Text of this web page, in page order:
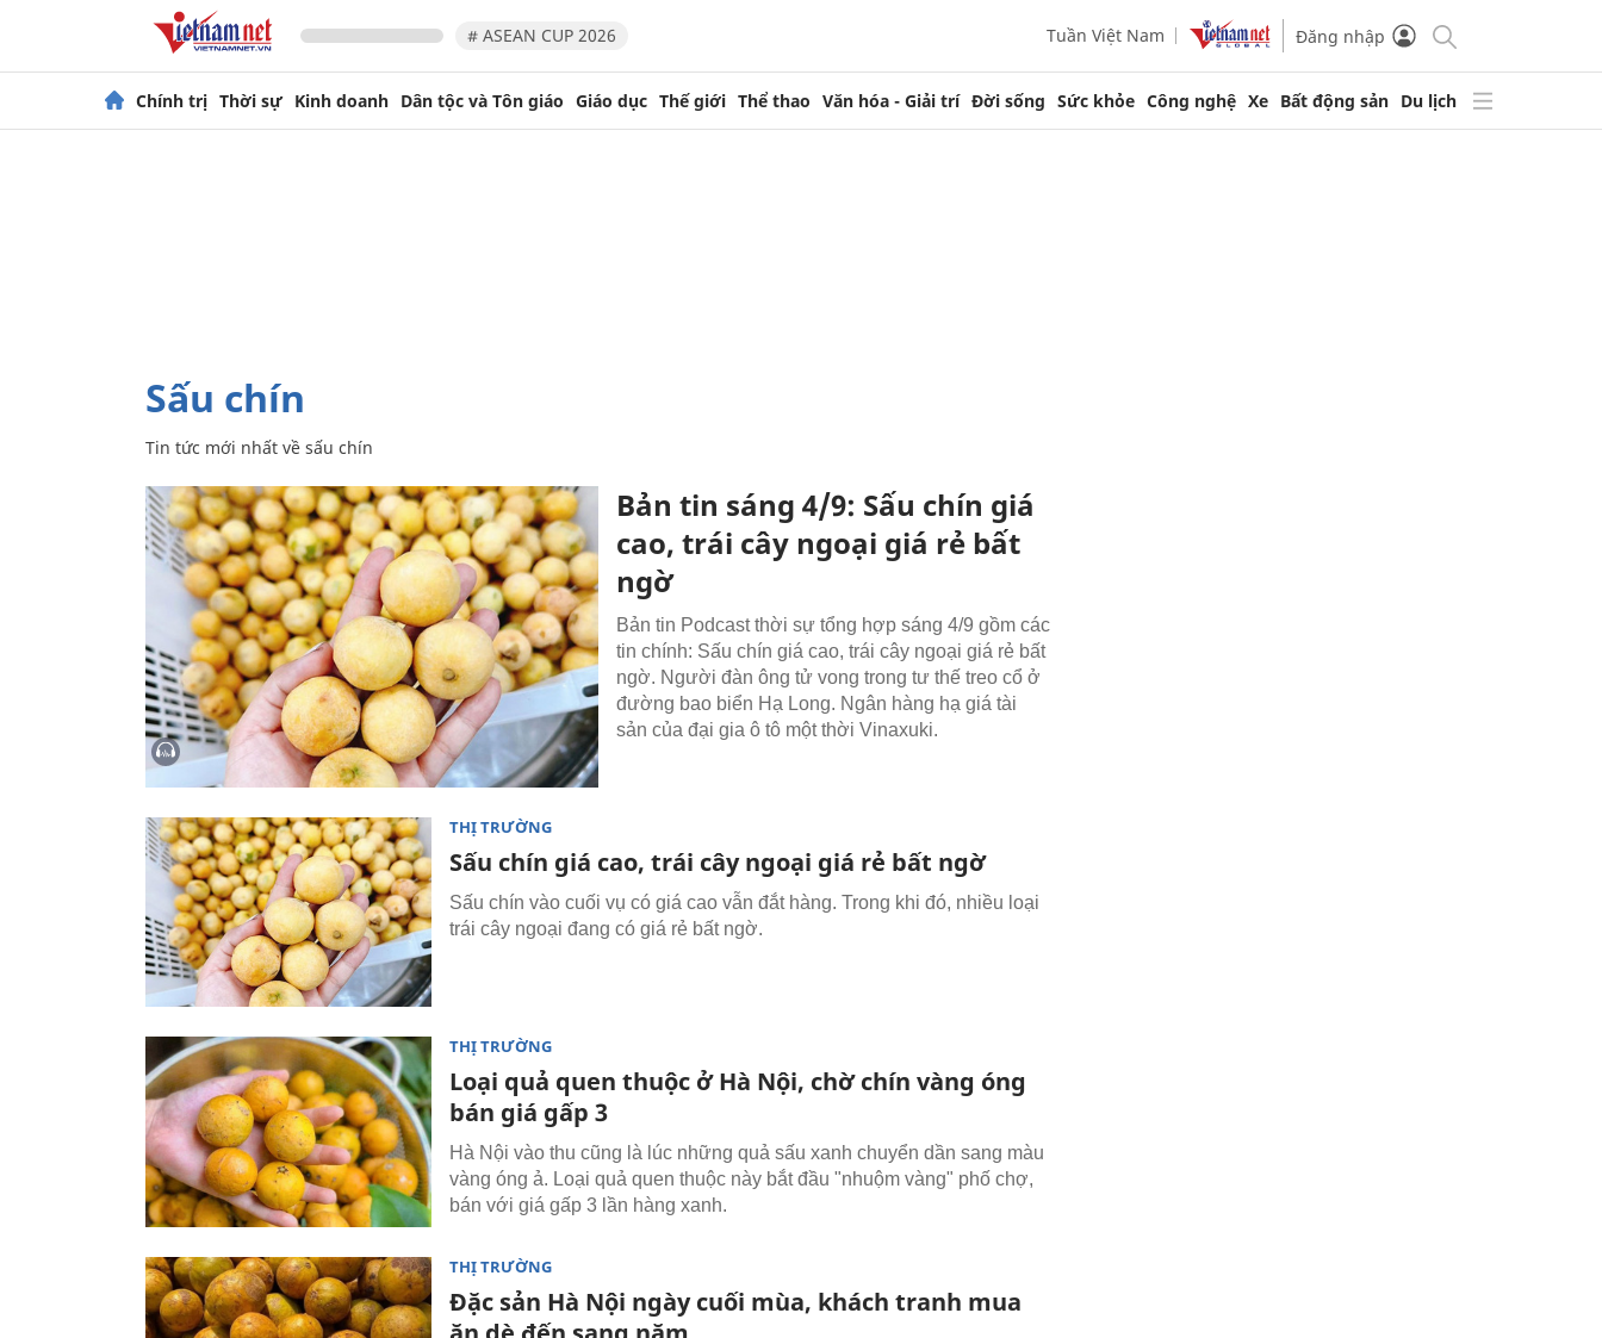
# ASEAN CUP 2026 Tuần Việt Nam Đăng nhập
Chính trị Thời sự Kinh doanh Dân tộc và Tôn giáo Giáo dục Thế giới Thể thao Văn hóa - Giải trí Đời sống Sức khỏe Công nghệ Xe Bất động sản Du lịch
sấu chín
Tin tức mới nhất về sấu chín
Bản tin sáng 4/9: Sấu chín giá
cao, trái cây ngoại giá rẻ bất
ngờ
Bản tin Podcast thời sự tổng hợp sáng 4/9 gồm các
tin chính: Sấu chín giá cao, trái cây ngoại giá rẻ bất
ngờ. Người đàn ông tử vong trong tư thế treo cổ ở
đường bao biển Hạ Long. Ngân hàng hạ giá tài
sản của đại gia ô tô một thời Vinaxuki.
THỊ TRƯỜNG
Sấu chín giá cao, trái cây ngoại giá rẻ bất ngờ
Sấu chín vào cuối vụ có giá cao vẫn đắt hàng. Trong khi đó, nhiều loại
trái cây ngoại đang có giá rẻ bất ngờ.
THỊ TRƯỜNG
Loại quả quen thuộc ở Hà Nội, chờ chín vàng óng
bán giá gấp 3
Hà Nội vào thu cũng là lúc những quả sấu xanh chuyển dần sang màu
vàng óng ả. Loại quả quen thuộc này bắt đầu "nhuộm vàng" phố chợ,
bán với giá gấp 3 lần hàng xanh.
THỊ TRƯỜNG
Đặc sản Hà Nội ngày cuối mùa, khách tranh mua